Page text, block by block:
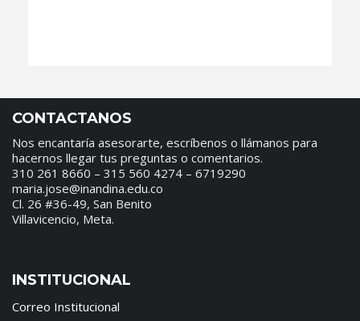
CONTACTANOS
Nos encantaría asesorarte, escríbenos o llámanos para
hacernos llegar tus preguntas o comentarios.
310 261 8660 – 315 560 4274 – 6719290
maria.jose@inandina.edu.co
Cl. 26 #36-49, San Benito
Villavicencio, Meta.
INSTITUCIONAL
Correo Institucional